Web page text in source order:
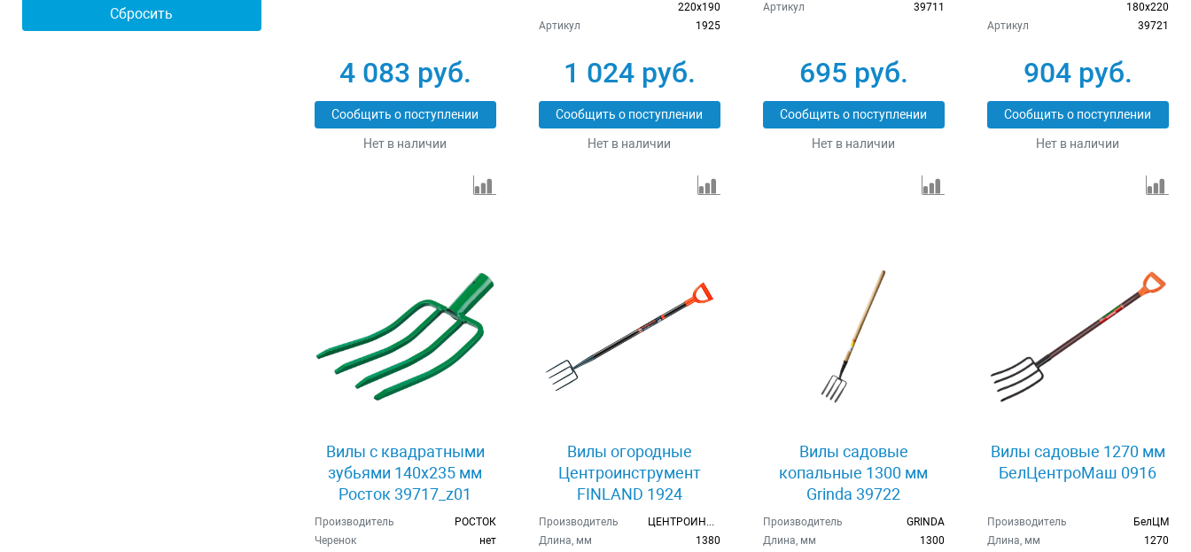
4 083 руб.
Сообщить о поступлении
Нет в наличии
220х190
Артикул
1925
1 024 руб.
Сообщить о поступлении
Нет в наличии
Артикул
39711
695 руб.
Сообщить о поступлении
Нет в наличии
180х220
Артикул
39721
904 руб.
Сообщить о поступлении
Нет в наличии
Вилы с квадратными
зубьями 140х235 мм
Росток 39717_z01
Производитель
РОСТОК
Черенок
нет
Вилы огородные
Центроинструмент
FINLAND 1924
Производитель
ЦЕНТРОИНСТР
Длина, мм
1380
Вилы садовые
копальные 1300 мм
Grinda 39722
Производитель
GRINDA
Длина, мм
1300
Вилы садовые 1270 мм
БелЦентроМаш 0916
Производитель
БелЦМ
Длина, мм
1270